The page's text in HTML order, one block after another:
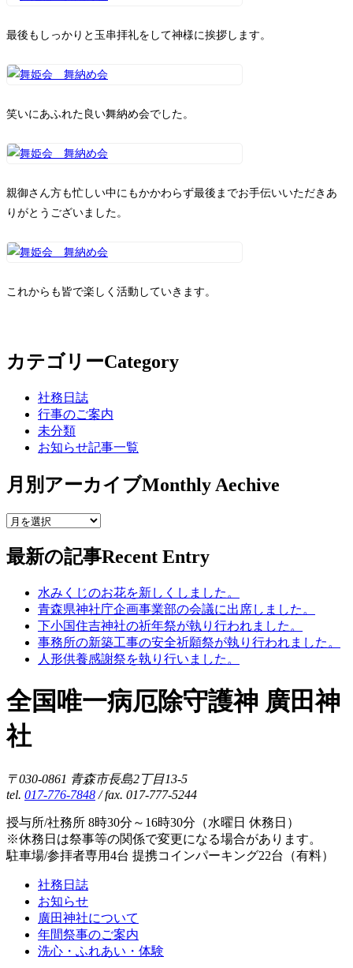
最後もしっかりと玉串拝礼をして神様に挨拶します。
笑いにあふれた良い舞納め会でした。
親御さん方も忙しい中にもかかわらず最後までお手伝いいただきあ
りがとうございました。
これからも皆で楽しく活動していきます。
カテゴリーCategory
社務日誌
行事のご案内
未分類
お知らせ記事一覧
月別アーカイブMonthly Aechive
最新の記事Recent Entry
水みくじのお花を新しくしました。
青森県神社庁企画事業部の会議に出席しました。
下小国住吉神社の祈年祭が執り行われました。
事務所の新築工事の安全祈願祭が執り行われました。
人形供養感謝祭を執り行いました。
全国唯一病厄除守護神 廣田神
社
〒030-0861 青森市長島2丁目13-5
tel. 017-776-7848 / fax. 017-777-5244
授与所/社務所 8時30分～16時30分（水曜日 休務日）
※休務日は祭事等の関係で変更になる場合があります。
駐車場/参拝者専用4台 提携コインパーキング22台（有料）
社務日誌
お知らせ
廣田神社について
年間祭事のご案内
洗心・ふれあい・体験